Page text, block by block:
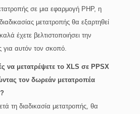
σε μια εφαρμογή PHP, η
μετατροπής θα εξαρτηθεί
έχετε βελτιστοποιήσει την
για αυτόν τον σκοπό.
να μετατρέψετε το XLS σε PPSX
τον δωρεάν μετατροπέα
τη διαδικασία μετατροπής, θα